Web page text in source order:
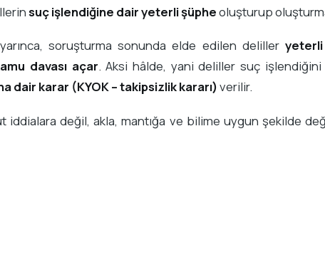
suç işlendiğine dair yeterli şüpheoluşturup
soruşturma sonunda elde edilen deliller
davası açar. Aksi hâlde, yani deliller suç
dair karar (KYOK – takipsizlik kararı)verilir.
iddialara değil, akla, mantığa ve bilime uygun şekilde